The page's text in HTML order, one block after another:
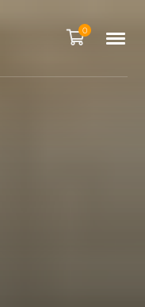
0